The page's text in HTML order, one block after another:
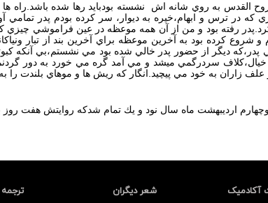
القدس به روي شانه اش نشسته بودبايد رها شده باشد.راه
در ترس و ابهام،خيره به ديوار، سر كرده بودم پدر تمامي
رفته بود و من از آن همه موعظه در عين فراموشي چيزي كه
و شروع كرده بود به آخرين موعظه براي آخرين بند از تبار
ديگر از حضور پدر خالي شده بود مي نشستم،بي آنكه
خيال،كلاف سردرگمي ميشد و مي آمد گره مي خورد به دور
زاران به خود مي پيچيد.انگار كه ريش ها و موهاي بلندت
ارديبهشت ماه سال نود و يك تمام شدكه روايتش هفت روز
آکادمیک شعر دیگران